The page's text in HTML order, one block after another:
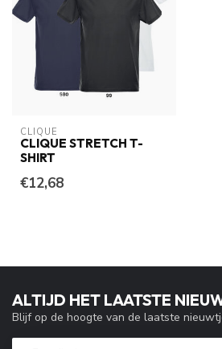
CLIQUE
CLIQUE STRETCH T-
SHIRT
€12,68
ALTIJD HET LAATSTE
Blijf op de hoogte van de laatste